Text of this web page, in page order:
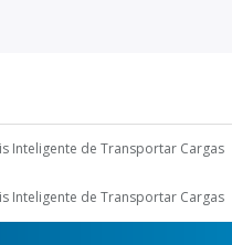
Inteligente de Transportar Cargas
Inteligente de Transportar Cargas